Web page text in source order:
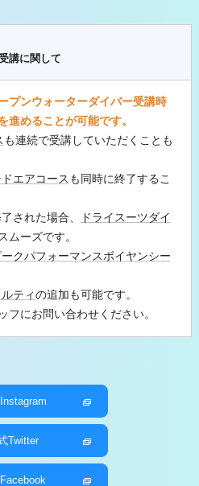
講に関して
プンウォーターダイバー受講時
進めることが可能です。
も連続で受講していただくことも
エアコース も同時に終了するこ
された場合、
ドライスーツダイ
ムーズです。
クパフォーマンスボイヤンシー
ティ の追加も可能です。
にお問い合わせください。
Twitter